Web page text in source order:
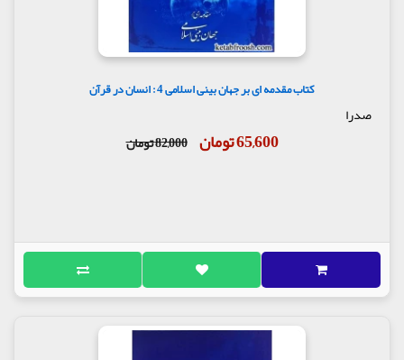
کتاب مقدمه ای بر جهان بینی اسلامی 4 : انسان در قرآن
صدرا
65,600 تومان 82,000 تومان